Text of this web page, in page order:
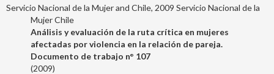
Servicio Nacional de la Mujer and Chile, 2009 Servicio Nacional de la
Mujer Chile
Análisis y evaluación de la ruta crítica en mujeres
afectadas por violencia en la relación de pareja.
Documento de trabajo n° 107
2009